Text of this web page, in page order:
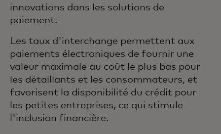
innovations dans les solutions de
paiement.
Les taux d'interchange permettent aux
paiements électroniques de fournir une
valeur maximale au coût le plus bas pour
les détaillants et les consommateurs, et
favorisent la disponibilité du crédit pour
les petites entreprises, ce qui stimule
l'inclusion financière.